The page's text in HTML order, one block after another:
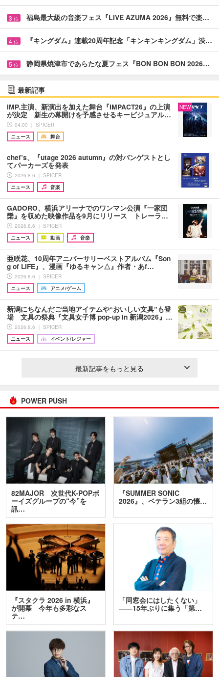
3 位 福島最大級の音楽フェス『LIVE AZUMA 2026』無料で楽…
4 位 『キングダム』連載20周年記念「キンキンキングダム」渋…
5 位 静岡県焼津市であらたな夏フェス『BON BON BON 2026…
最新記事
IMP.主演、新演出を加えた舞台『IMPACT26』の上演
が決定 新生の幕開けを予感させるキービジュアル…
04:00 ｜ SPICER
ニュース
舞台
NEW
chef’s、『utage 2026 autumn』の対バンゲストとし
てパーカーズを発表
2026.8.6 ｜ SPICER
ニュース
音楽
GADORO、横浜アリーナでのワンマン公演『一家団
欒』を収めた映像作品を9月にリリース トレーラ…
2026.8.6 ｜ SPICER
ニュース
動画 音楽
亜咲花、10周年アニバーサリーベストアルバム『Son
g of LIFE』、漫画『ゆるキャン△』作者・あf…
2026.8.6 ｜ SPICER
ニュース
アニメ/ゲーム
新潟にちなんだご当地アイテムや“おいしい文具”も登
場 文具の祭典『文具女子博 pop-up in 新潟2026』…
2026.8.6 ｜ SPICER
ニュース
イベント/レジャー
最新記事をもっと見る
POWER PUSH
82MAJOR 次世代K-POPボ
ーイズグループの“今”を
訊…
『SUMMER SONIC
2026』、ベテラン3組の懐…
『スタクラ 2026 in 横浜』
が開幕 今年も多彩なス
テ…
「同窓会にはしたくない」
――15年ぶりに集う「第…